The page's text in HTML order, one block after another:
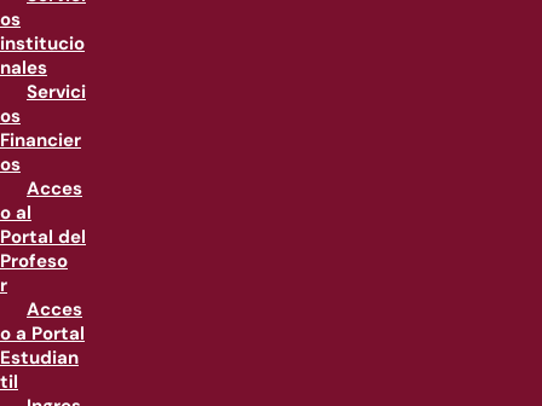
os
institucio
nales
Servici
os
Financier
os
Acces
o al
Portal del
Profeso
r
Acces
o a Portal
Estudian
til